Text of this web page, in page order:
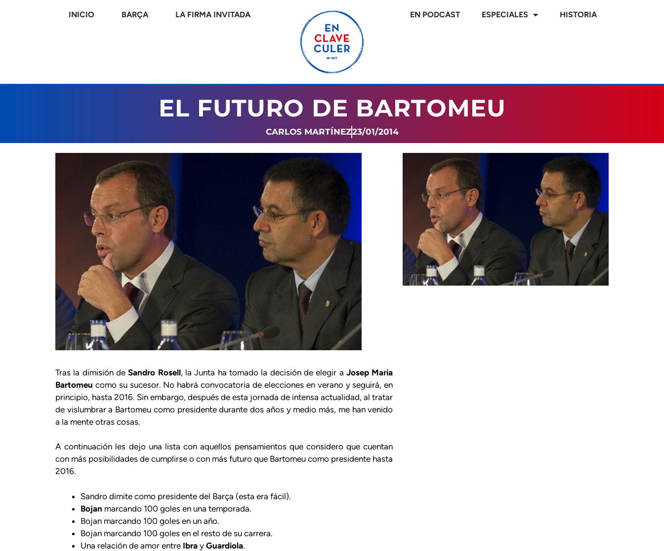
INICIO BARÇA LA FIRMA INVITADA EN PODCAST ESPECIALES HISTORIA
EL FUTURO DE BARTOMEU
CARLOS MARTÍNEZ23/01/2014
Tras la dimisión deSandro Rosell, la Junta ha tomado la decisión de elegir aJosep Maria
Bartomeu como su sucesor. No habrá convocatoria de elecciones en verano y seguirá, en
principio, hasta 2016. Sin embargo, después de esta jornada de intensa actualidad, al tratar
de vislumbrar a Bartomeu como presidente durante dos años y medio más, me han venido
a la mente otras cosas.
A continuación les dejo una lista con aquellos pensamientos que considero que cuentan
con más posibilidades de cumplirse o con más futuro que Bartomeu como presidente hasta
2016.
Sandro dimite como presidente del Barça (esta era fácil).
Bojan marcando 100 goles en una temporada.
Bojan marcando 100 goles en un año.
Bojan marcando 100 goles en el resto de su carrera.
Una relación de amor entre Ibra y Guardiola.